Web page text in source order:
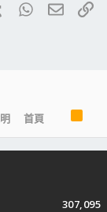
TumblrWhatsApp
電子
首頁
R
S
S
307,095